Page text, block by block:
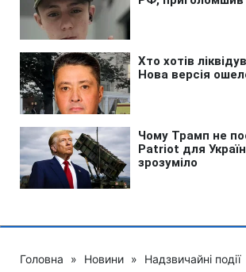
Головна » Новини » Надзвичайні події